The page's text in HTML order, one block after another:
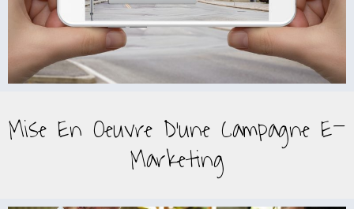
Mise En Oeuvre D'une Campagne E-
Marketing